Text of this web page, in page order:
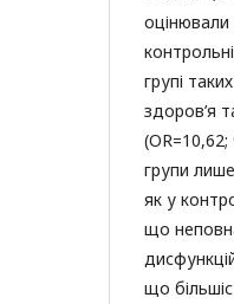
оцінювали
групі
здоров’я
групи
як у
що
що